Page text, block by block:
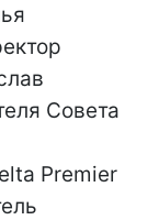
Совета
Premier